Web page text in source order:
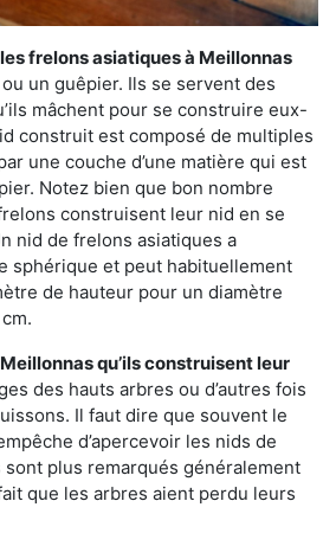
les frelons asiatiques à Meillonnas
ou un guêpier. Ils se servent des
mâchent pour se construire eux-
construit est composé de multiples
une couche d’une matière qui est
Notez bien que bon nombre
construisent leur nid en se
nid de frelons asiatiques a
sphérique et peut habituellement
de hauteur pour un diamètre
qu’ils construisent leur
des hauts arbres ou d’autres fois
Il faut dire que souvent le
d’apercevoir les nids de
plus remarqués généralement
que les arbres aient perdu leurs